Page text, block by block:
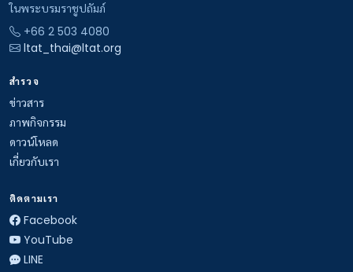
ในพระบรมราชูปถัมภ์
+66 2 503 4080
ltat_thai@ltat.org
สำรวจ
ข่าวสาร
ภาพกิจกรรม
ดาวน์โหลด
เกี่ยวกับเรา
ติดตามเรา
Facebook
YouTube
LINE